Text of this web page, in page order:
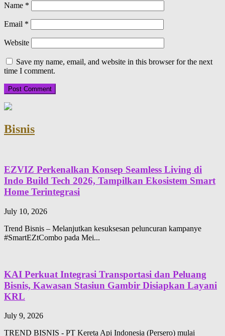
Name *
Email *
Website
Save my name, email, and website in this browser for the next
time I comment.
Bisnis
EZVIZ Perkenalkan Konsep Seamless Living di
Indo Build Tech 2026, Tampilkan Ekosistem Smart
Home Terintegrasi
July 10, 2026
Trend Bisnis – Melanjutkan kesuksesan peluncuran kampanye
#SmartEZtCombo pada Mei...
KAI Perkuat Integrasi Transportasi dan Peluang
Bisnis, Kawasan Stasiun Gambir Disiapkan Layani
KRL
July 9, 2026
TREND BISNIS - PT Kereta Api Indonesia (Persero) mulai